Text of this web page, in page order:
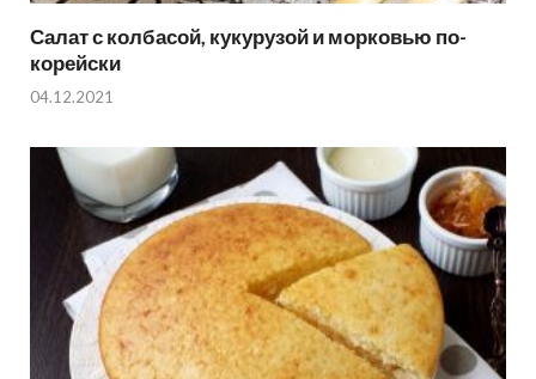
Салат с колбасой, кукурузой и морковью по-
корейски
04.12.2021